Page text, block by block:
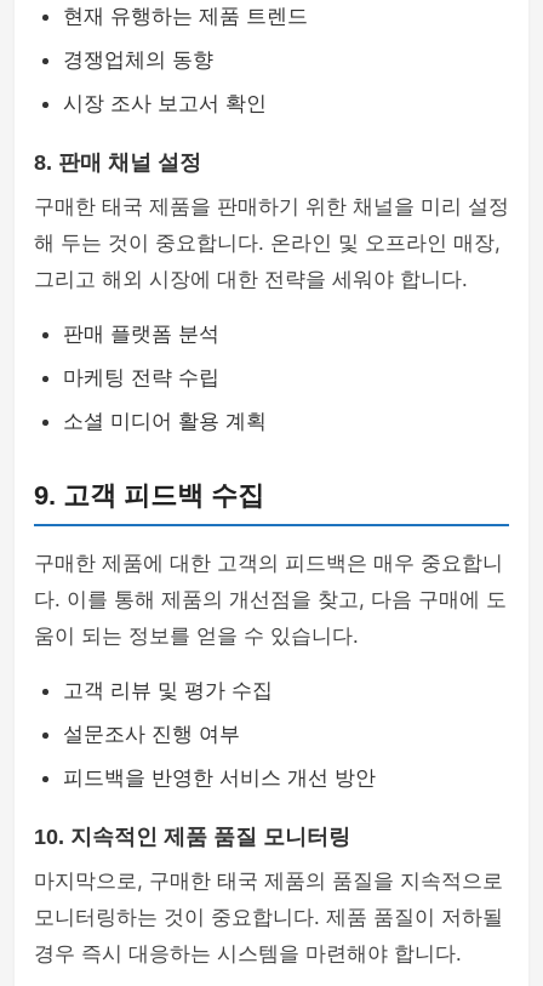
현재 유행하는 제품 트렌드
경쟁업체의 동향
시장 조사 보고서 확인
8. 판매 채널 설정
구매한 태국 제품을 판매하기 위한 채널을 미리 설정
해 두는 것이 중요합니다. 온라인 및 오프라인 매장,
그리고 해외 시장에 대한 전략을 세워야 합니다.
판매 플랫폼 분석
마케팅 전략 수립
소셜 미디어 활용 계획
9. 고객 피드백 수집
구매한 제품에 대한 고객의 피드백은 매우 중요합니
다. 이를 통해 제품의 개선점을 찾고, 다음 구매에 도
움이 되는 정보를 얻을 수 있습니다.
고객 리뷰 및 평가 수집
설문조사 진행 여부
피드백을 반영한 서비스 개선 방안
10. 지속적인 제품 품질 모니터링
마지막으로, 구매한 태국 제품의 품질을 지속적으로
모니터링하는 것이 중요합니다. 제품 품질이 저하될
경우 즉시 대응하는 시스템을 마련해야 합니다.